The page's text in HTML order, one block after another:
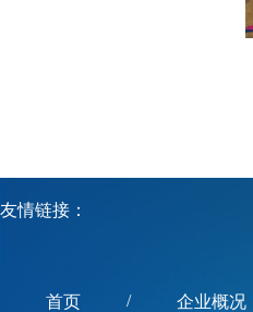
友情链接：
首页 / 企业概况